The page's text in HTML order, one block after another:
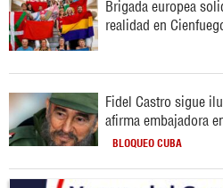
Brigada europea
realidad en
Fidel Castro sigue
afirma embajadora
BLOQUEO CUBA